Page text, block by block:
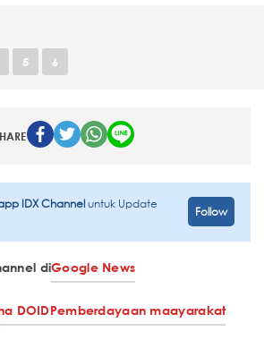
5 6
IDX Channeluntuk Update
Follow
diGoogle News
DOIDPemberdayaan maayarakat